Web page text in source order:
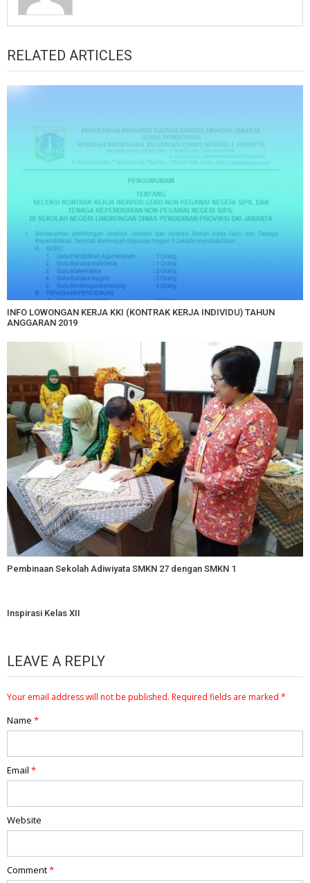
RELATED ARTICLES
INFO LOWONGAN KERJA KKI (KONTRAK KERJA INDIVIDU) TAHUN
ANGGARAN 2019
Pembinaan Sekolah Adiwiyata SMKN 27 dengan SMKN 1
Inspirasi Kelas XII
LEAVE A REPLY
Your email address will not be published. Required fields are marked *
Name *
Email *
Website
Comment*